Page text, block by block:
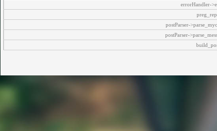
errorHandler-
postParser-
postParser-